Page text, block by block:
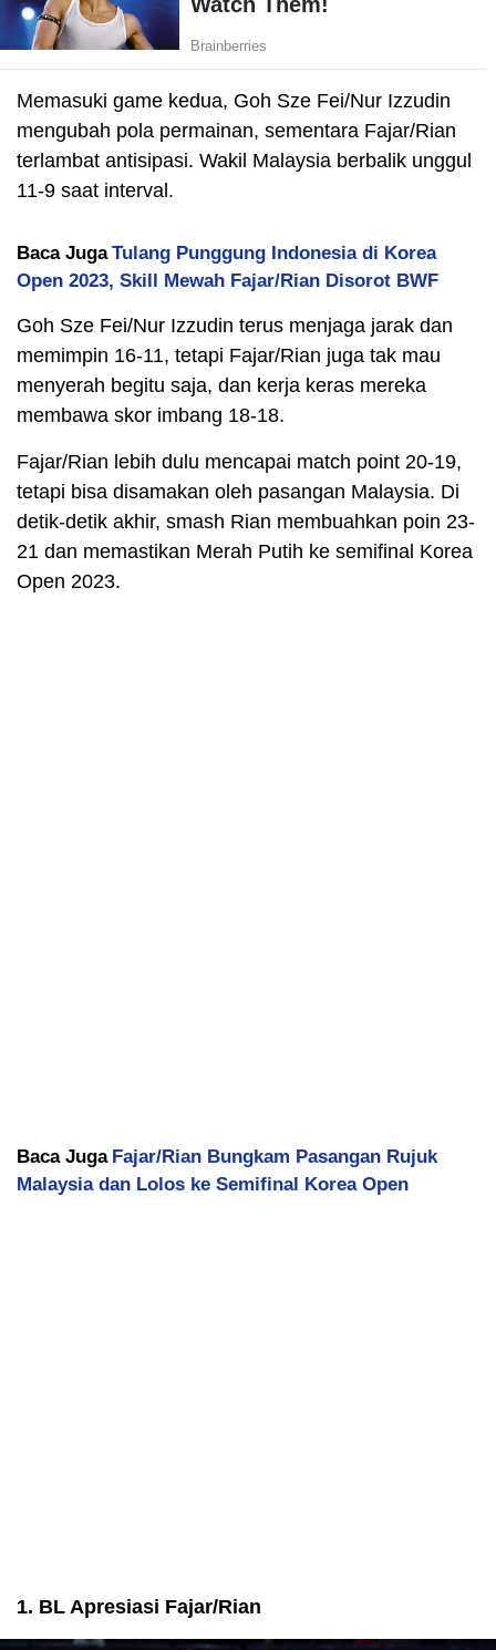
Memasuki game kedua, Goh Sze Fei/Nur Izzudin
mengubah pola permainan, sementara Fajar/Rian
terlambat antisipasi. Wakil Malaysia berbalik unggul
11-9 saat interval.
Baca Juga Tulang Punggung Indonesia di Korea
Open 2023, Skill Mewah Fajar/Rian Disorot BWF
Goh Sze Fei/Nur Izzudin terus menjaga jarak dan
memimpin 16-11, tetapi Fajar/Rian juga tak mau
menyerah begitu saja, dan kerja keras mereka
membawa skor imbang 18-18.
Fajar/Rian lebih dulu mencapai match point 20-19,
tetapi bisa disamakan oleh pasangan Malaysia. Di
detik-detik akhir, smash Rian membuahkan poin 23-
21 dan memastikan Merah Putih ke semifinal Korea
Open 2023.
Baca Juga Fajar/Rian Bungkam Pasangan Rujuk
Malaysia dan Lolos ke Semifinal Korea Open
1. BL Apresiasi Fajar/Rian